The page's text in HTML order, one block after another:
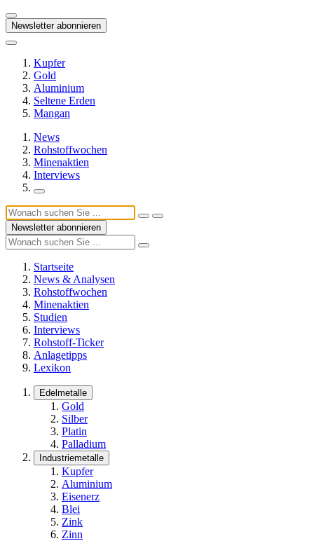
Newsletter abonnieren
Kupfer
Gold
Aluminium
Seltene Erden
Mangan
News
Rohstoffwochen
Minenaktien
Interviews
Newsletter abonnieren
Startseite
News & Analysen
Rohstoffwochen
Minenaktien
Studien
Interviews
Rohstoff-Ticker
Anlagetipps
Lexikon
Edelmetalle
Gold
Silber
Platin
Palladium
Industriemetalle
Kupfer
Aluminium
Eisenerz
Blei
Zink
Zinn